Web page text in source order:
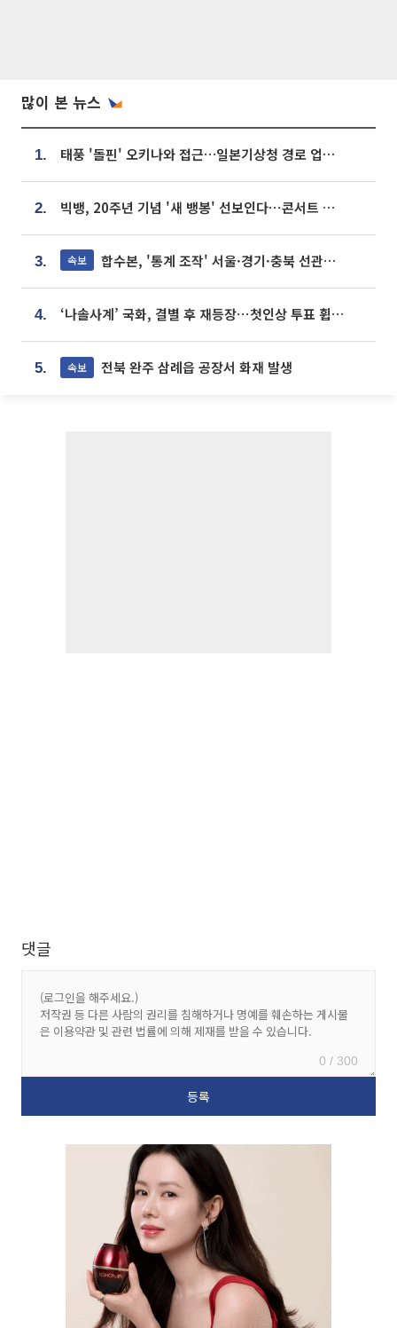
많이 본 뉴스
1. 태풍 '돌핀' 오키나와 접근…일본기상청 경로 업데이트
2. 빅뱅, 20주년 기념 '새 뱅봉' 선보인다⋯콘서트 앞두고 팝업 개최
3. 속보 합수본, '통계 조작' 서울·경기·충북 선관위 등 추가 압수수색
4. ‘나솔사계’ 국화, 결별 후 재등장⋯첫인상 투표 휩쓸고 ‘인기녀’ 등극
5. 속보 전북 완주 삼례읍 공장서 화재 발생
댓글
0 / 300